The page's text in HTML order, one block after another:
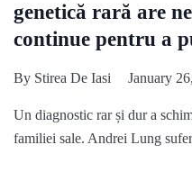
genetică rară are
continue pentru a
By Stirea De Iasi January
Un diagnostic rar și dur a
familiei sale. Andrei Lung